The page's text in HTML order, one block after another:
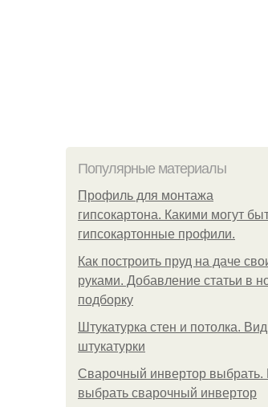
Популярные материалы
Профиль для монтажа
гипсокартона. Какими могут
гипсокартонные профили.
Как построить пруд на даче
руками. Добавление статьи в
подборку
Штукатурка стен и потолка.
штукатурки
Сварочный инвертор выбрать.
выбрать сварочный инвертор